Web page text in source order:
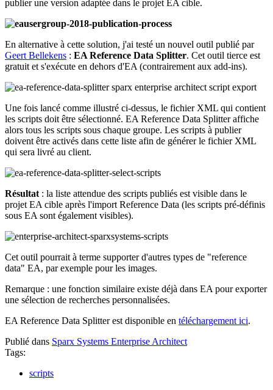
publier une version adaptée dans le projet EA cible.
En alternative à cette solution, j'ai testé un nouvel outil publié par
Geert Bellekens : EA Reference Data Splitter. Cet outil tierce est
gratuit et s'exécute en dehors d'EA (contrairement aux add-ins).
Une fois lancé comme illustré ci-dessus, le fichier XML qui contient
les scripts doit être sélectionné. EA Reference Data Splitter affiche
alors tous les scripts sous chaque groupe. Les scripts à publier
doivent être activés dans cette liste afin de générer le fichier XML
qui sera livré au client.
Résultat : la liste attendue des scripts publiés est visible dans le
projet EA cible après l'import Reference Data (les scripts pré-définis
sous EA sont également visibles).
Cet outil pourrait à terme supporter d'autres types de "reference
data" EA, par exemple pour les images.
Remarque : une fonction similaire existe déjà dans EA pour exporter
une sélection de recherches personnalisées.
EA Reference Data Splitter est disponible en téléchargement ici.
Publié dans Sparx Systems Enterprise Architect
Tags:
scripts